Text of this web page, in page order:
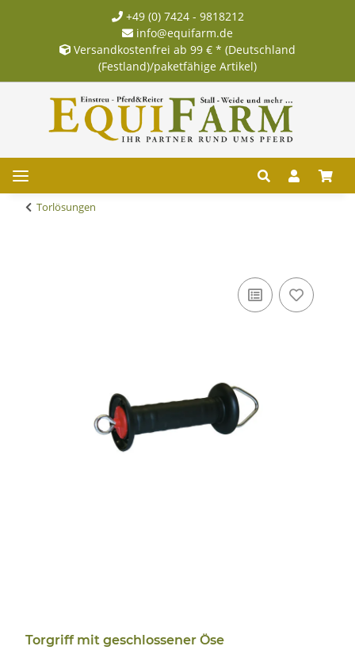
+49 (0) 7424 - 9818212
info@equifarm.de
Versandkostenfrei ab 99 € * (Deutschland
(Festland)/paketfähige Artikel)
Torlösungen
Torgriff mit geschlossener Öse